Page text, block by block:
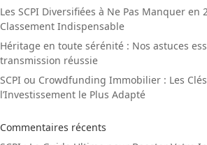
Les SCPI Diversifiées à Ne Pas Manquer en
Classement Indispensable
Héritage en toute sérénité : Nos astuces
transmission réussie
SCPI ou Crowdfunding Immobilier : Les
l’Investissement le Plus Adapté
Commentaires récents